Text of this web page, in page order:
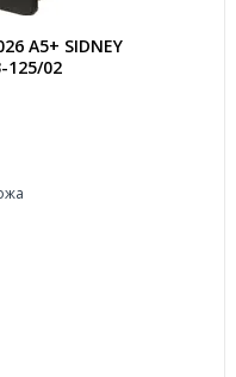
А5+ SIDNEY
125/02